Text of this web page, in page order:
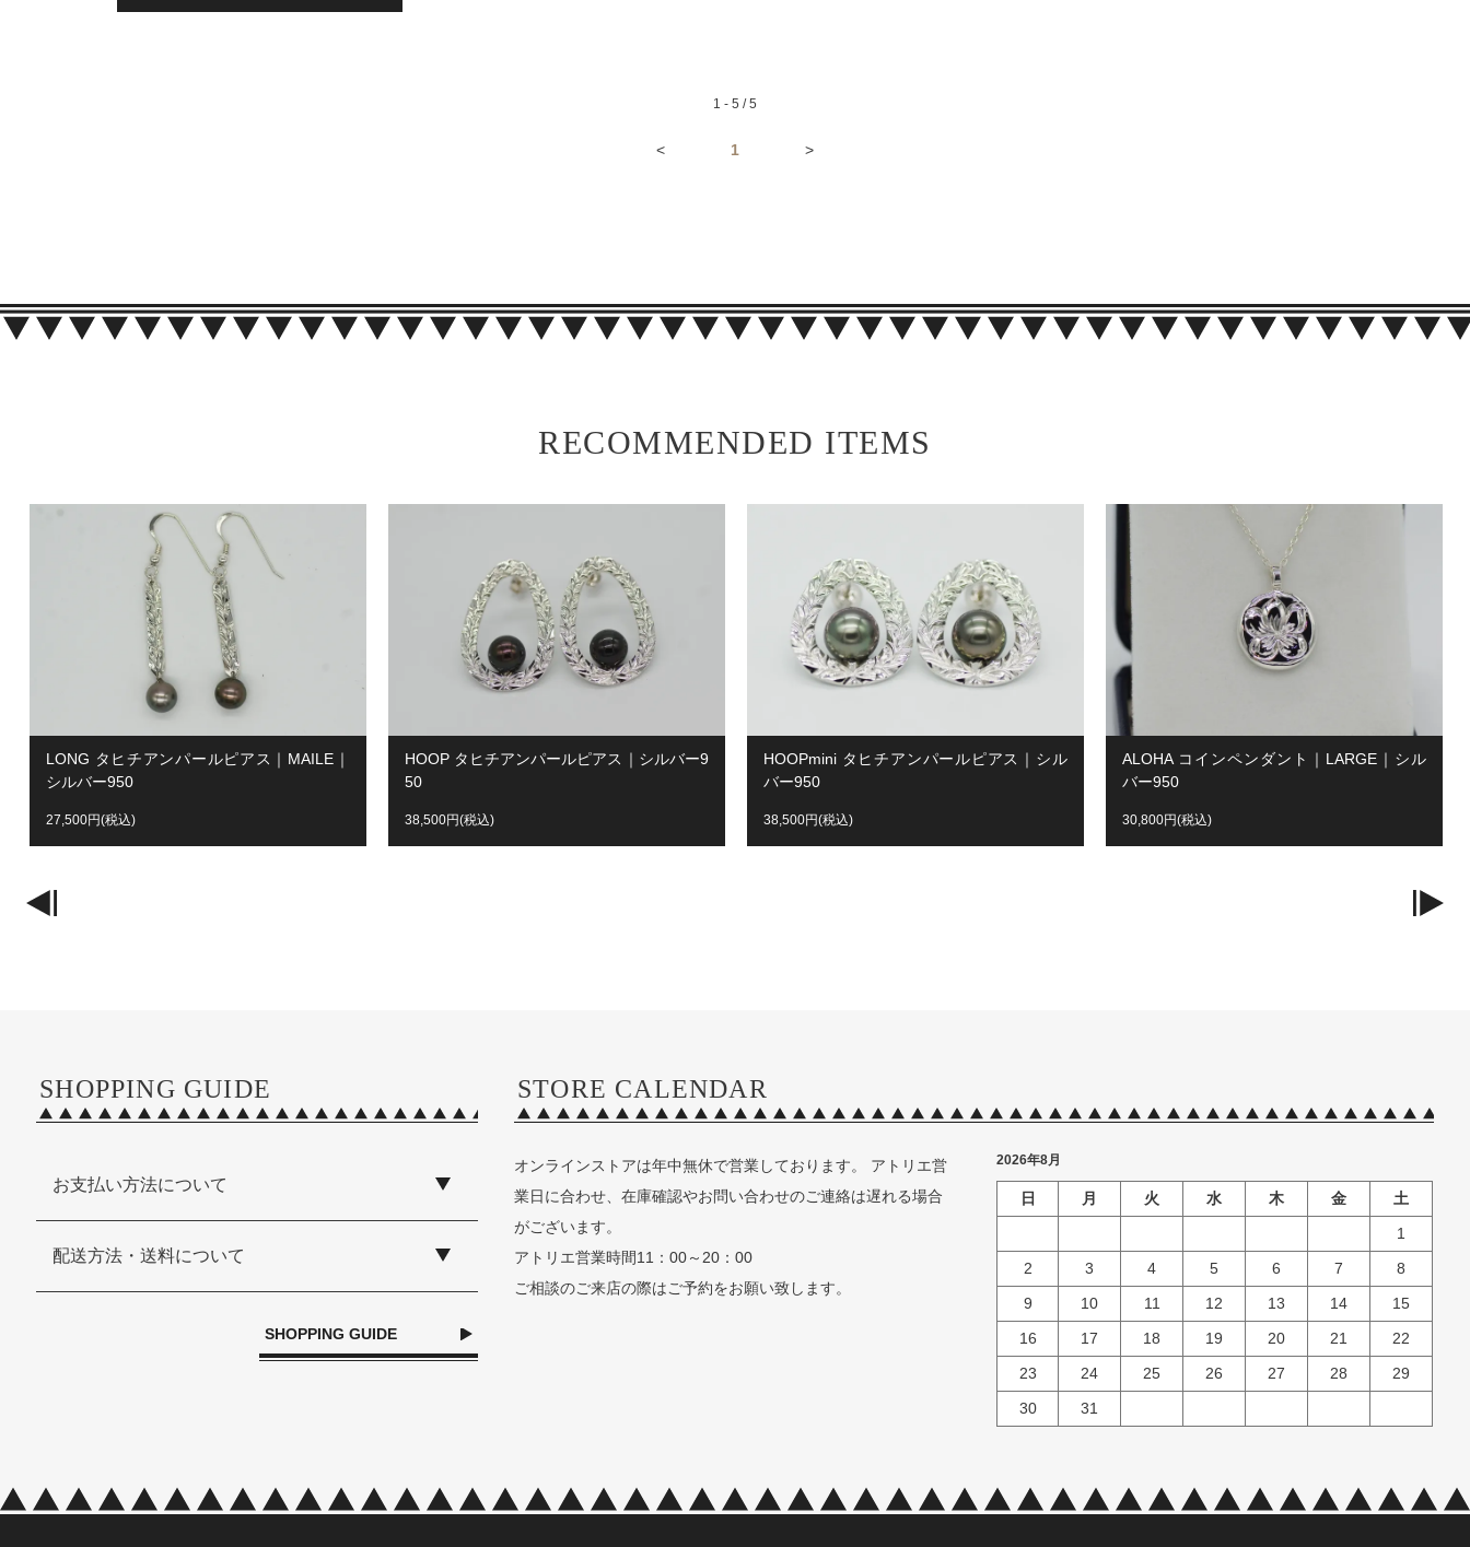
1 - 5 / 5
< 1 >
RECOMMENDED ITEMS
LONG タヒチアンパールピアス｜MAILE｜
シルバー950
27,500円(税込)
HOOP タヒチアンパールピアス｜シルバー9
50
38,500円(税込)
HOOPmini タヒチアンパールピアス｜シル
バー950
38,500円(税込)
ALOHA コインペンダント｜LARGE｜シル
バー950
30,800円(税込)
SHOPPING GUIDE
お支払い方法について
配送方法・送料について
SHOPPING GUIDE
STORE CALENDAR
オンラインストアは年中無休で営業しております。 アトリエ営
業日に合わせ、在庫確認やお問い合わせのご連絡は遅れる場合
がございます。
アトリエ営業時間11：00～20：00
ご相談のご来店の際はご予約をお願い致します。
2026年8月
日 月 火 水 木 金
土
1
2
3 4 5 6 7
8
9
10 11 12 13 14
15
16
17 18 19 20 21
22
23
24 25 26 27 28
29
30
31